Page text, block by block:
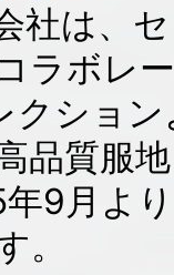
社は、
ラボレ
クショ
品質服
9月よ
。